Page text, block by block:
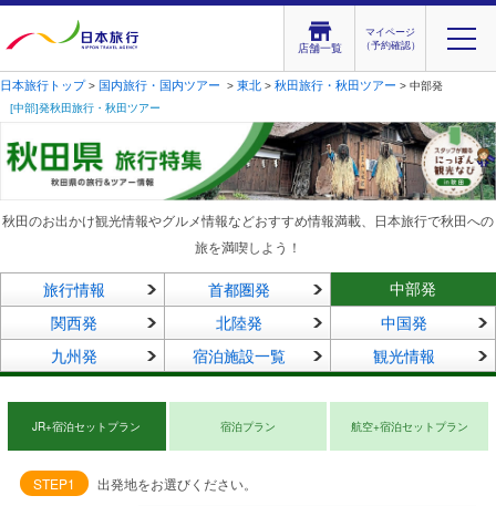
店舗一覧
マイページ
（予約確認）
日本旅行トップ> 国内旅行・国内ツアー > 東北 > 秋田旅行・秋田ツアー > 中部発
[中部]発秋田旅行・秋田ツアー
秋田のお出かけ観光情報やグルメ情報などおすすめ情報満載、日本旅行で秋田への
旅を満喫しよう！
旅行情報 首都圏発
中部発
関西発
北陸発
中国発
九州発
宿泊施設一覧 観光情報
JR+宿泊セットプラン 宿泊プラン 航空+宿泊セットプラン
STEP1 出発地をお選びください。